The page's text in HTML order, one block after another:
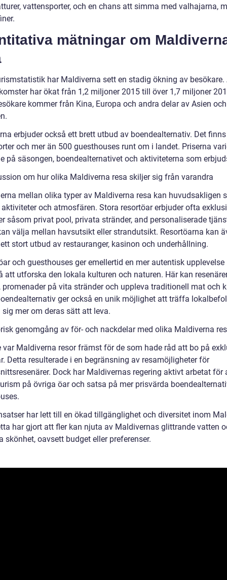
vattensporter, och en chans att simma med valhajarna,
mätningar om
har Maldiverna sett en stadig ökning av besökare.
har ökat från 1,2 miljoner 2015 till över 1,7 miljoner
kommer från Kina, Europa och andra delar av Asien och
erbjuder också ett brett utbud av boendealternativ. Det
och mer än 500 guesthouses runt om i landet. Priserna
på säsongen, boendealternativet och aktiviteterna som
om hur olika Maldiverna resa skiljer sig från varandra
mellan olika typer av Maldiverna resa kan huvudsakligen
aktiviteter och atmosfären. Stora resortöar erbjuder ofta
såsom privat pool, privata stränder, and personaliserade
välja mellan havsutsikt eller strandutsikt. Resortöarna kan
stort utbud av restauranger, kasinon och underhållning.
och guesthouses ger emellertid en mer autentisk upplevelse
att utforska den lokala kulturen och naturen. Här kan
promenader på vita stränder och uppleva traditionell mat och
ger också en unik möjlighet att träffa
sig mer om deras sätt att leva.
genomgång av för- och nackdelar med olika Maldiverna
var Maldiverna resor främst för de som hade råd att bo på
Detta resulterade i en begränsning av resamöjligheter för
Dock har Maldivernas regering aktivt arbetat för
på övriga öar och satsa på mer prisvärda
har lett till en ökad tillgänglighet och diversitet inom
har gjort att fler kan njuta av Maldivernas glittrande vatten
skönhet, oavsett budget eller preferenser.